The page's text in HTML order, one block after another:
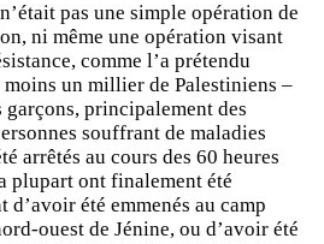
pas une simple opération de
ni même une opération visant
comme l’a prétendu
moins un millier de Palestiniens –
garçons, principalement des
souffrant de maladies
arrêtés au cours des 60 heures
plupart ont finalement été
d’avoir été emmenés au camp
ouest de Jénine, ou d’avoir été